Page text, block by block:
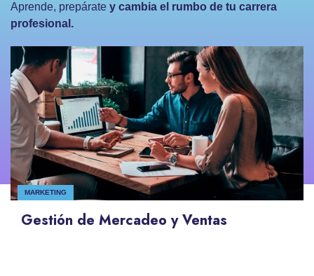
Aprende, prepárate y cambia el rumbo de tu carrera
profesional.
MARKETING
Gestión de Mercadeo y Ventas